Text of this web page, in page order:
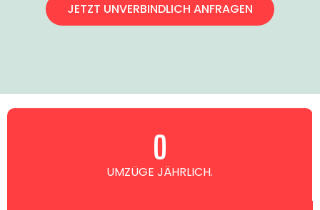
JETZT UNVERBINDLICH ANFRAGEN
UMZÜGE JÄHRLICH.
0